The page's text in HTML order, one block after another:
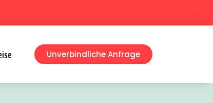
Unverbindliche Anfrage